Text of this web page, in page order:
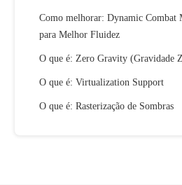
Como melhorar: Dynamic Combat
para Melhor Fluidez
O que é: Zero Gravity (Gravidade
O que é: Virtualization Support
O que é: Rasterização de Sombras